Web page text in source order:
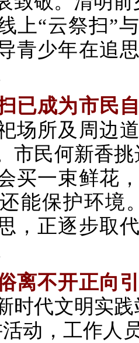
上“云祭扫”
青少年在追
已成为市民
场所及周边
市民何新香
买一束鲜花
能保护环境
，正逐步取
离不开正向
时代文明实
动，工作人